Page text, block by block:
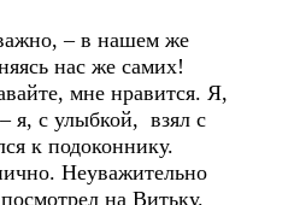
– в нашем же
нас же самих!
мне нравится. Я,
я, с улыбкой, взял с
к подоконнику.
Неуважительно
на Витьку.